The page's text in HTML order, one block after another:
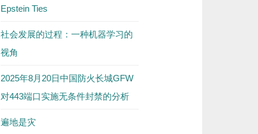
Epstein Ties
社会发展的过程：一种机器学习的
视角
2025年8月20日中国防火长城GFW
对443端口实施无条件封禁的分析
遍地是灾